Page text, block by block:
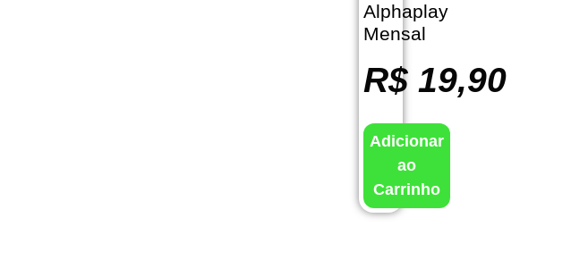
Alphaplay
Mensal
R$19,90
Adicionar
ao
Carrinho